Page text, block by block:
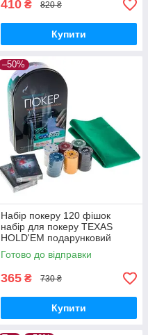
410 ₴ 820 ₴
Купити
–50%
Набір покеру 120 фішок
набір для покеру TEXAS
HOLD'EM подарунковий
покер
Готово до відправки
365 ₴ 730 ₴
Купити